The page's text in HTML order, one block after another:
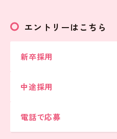
エントリーはこちら
新卒採用
中途採用
電話で応募